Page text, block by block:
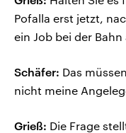
Pofalla erst jetzt,
ein Job bei der
Schäfer: Das
nicht meine
Grieß: Die Frage